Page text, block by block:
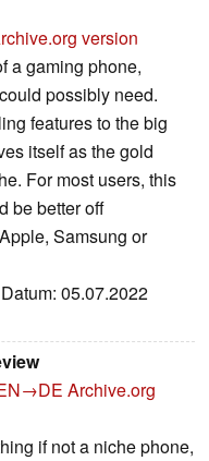
version
a gaming phone,
possibly need.
features to the big
itself as the gold
For most users, this
be better off
Samsung or
05.07.2022
Archive.org
if not a niche phone,